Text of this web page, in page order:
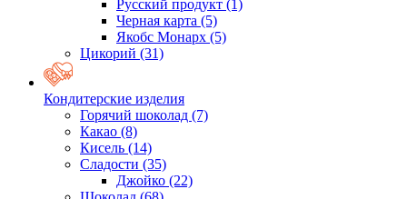
Русский продукт (1)
Черная карта (5)
Якобс Монарх (5)
Цикорий (31)
Кондитерские изделия
Горячий шоколад (7)
Какао (8)
Кисель (14)
Сладости (35)
Джойко (22)